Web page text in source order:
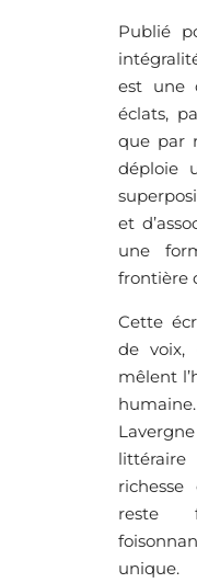
Publié
est une
éclats,
que par
déploie
et
une
frontière
Cette
de voix,
mêlent
reste
unique.